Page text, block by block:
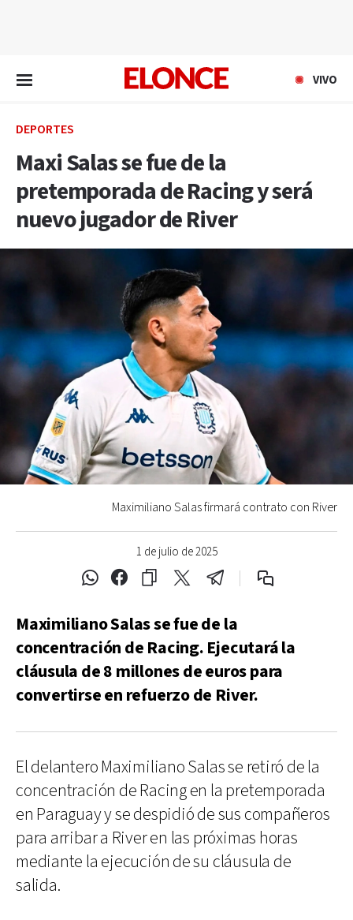
VIVO
DEPORTES
Maxi Salas se fue de la
pretemporada de Racing y será
nuevo jugador de River
1 de julio de 2025
Maximiliano Salas firmará contrato con River
Maximiliano Salas se fue de la
concentración de Racing. Ejecutará la
cláusula de 8 millones de euros para
convertirse en refuerzo de River.
El delantero Maximiliano Salas se retiró de la
concentración de Racing en la pretemporada
en Paraguay y se despidió de sus compañeros
para arribar a River en las próximas horas
mediante la ejecución de su cláusula de
salida.